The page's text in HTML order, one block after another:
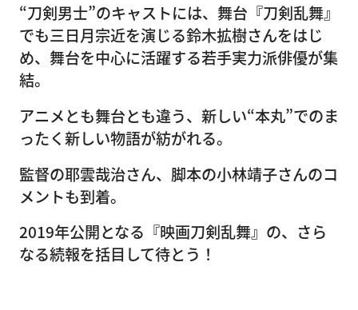
“刀剣男士”のキャストには、舞台『刀剣乱舞』
でも三日月宗近を演じる鈴木拡樹さんをはじ
め、舞台を中心に活躍する若手実力派俳優が集
結。
アニメとも舞台とも違う、新しい“本丸”でのま
ったく新しい物語が紡がれる。
監督の耶雲哉治さん、脚本の小林靖子さんのコ
メントも到着。
2019年公開となる『映画刀剣乱舞』の、さら
なる続報を括目して待とう！